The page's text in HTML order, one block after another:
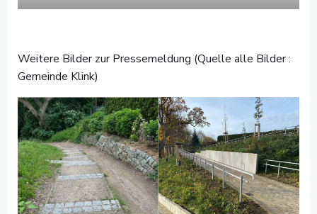
Weitere Bilder zur Pressemeldung (Quelle alle Bilder :
Gemeinde Klink)